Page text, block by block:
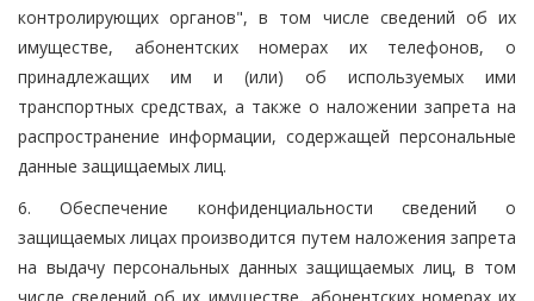
контролирующих органов", в том числе сведений об их
имуществе, абонентских номерах их телефонов, о
принадлежащих им и (или) об используемых ими
транспортных средствах, а также о наложении запрета на
распространение информации, содержащей персональные
данные защищаемых лиц.
6. Обеспечение конфиденциальности сведений о
защищаемых лицах производится путем наложения запрета
на выдачу персональных данных защищаемых лиц, в том